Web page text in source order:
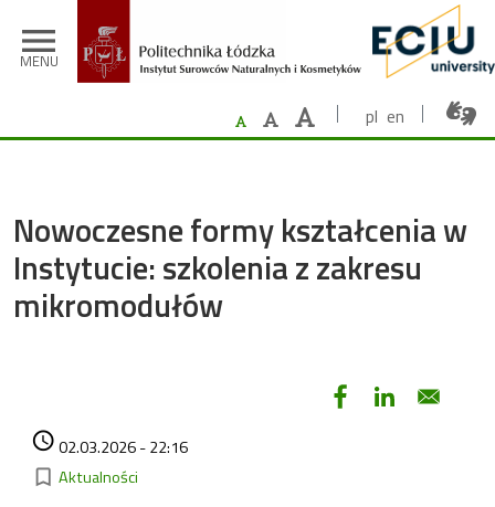
menu
MENU
pl en
Nowoczesne formy kształcenia w
Instytucie: szkolenia z zakresu
mikromodułów
access_time02.03.2026 - 22:16
bookmark_border Kategorie
Aktualności